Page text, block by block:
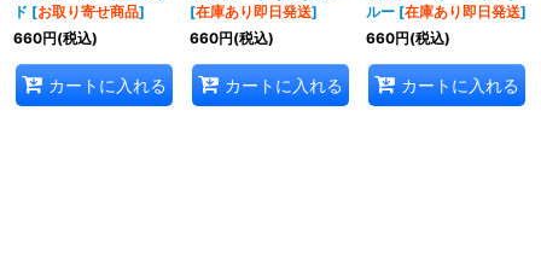
ド [お取り寄せ商品]
660円(税込)
カートに入れる
[在庫あり即日発送]
660円(税込)
カートに入れる
ルー [在庫あり即日発送]
660円(税込)
カートに入れる